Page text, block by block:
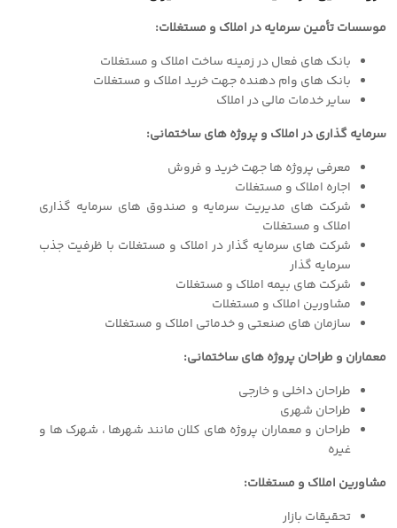
موسسات تأمین سرمایه در املاک و مستغلات:
بانک های فعال در زمینه ساخت املاک و مستغلات
بانک های وام دهنده جهت خرید املاک و مستغلات
سایر خدمات مالی در املاک
سرمایه گذاری در املاک و پروژه های ساختمانی:
معرفی پروژه ها جهت خرید و فروش
اجاره املاک و مستغلات
شرکت های مدیریت سرمایه و صندوق های سرمایه گذاری
املاک و مستغلات
شرکت های سرمایه گذار در املاک و مستغلات با ظرفیت جذب
سرمایه گذار
شرکت های بیمه املاک و مستغلات
مشاورین املاک و مستغلات
سازمان های صنعتی و خدماتی املاک و مستغلات
معماران و طراحان پروژه های ساختمانی:
طراحان داخلی و خارجی
طراحان شهری
طراحان و معماران پروژه های کلان مانند شهرها ، شهرک ها و
غیره
مشاورین املاک و مستغلات:
تحقیقات بازار